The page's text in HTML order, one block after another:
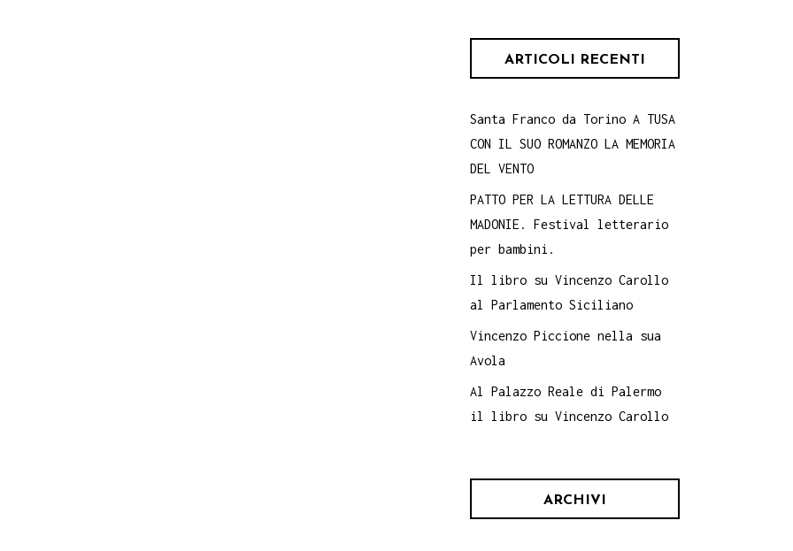
ARTICOLI RECENTI
Santa Franco da Torino A TUSA
CON IL SUO ROMANZO LA MEMORIA
DEL VENTO
PATTO PER LA LETTURA DELLE
MADONIE. Festival letterario
per bambini.
Il libro su Vincenzo Carollo
al Parlamento Siciliano
Vincenzo Piccione nella sua
Avola
Al Palazzo Reale di Palermo
il libro su Vincenzo Carollo
ARCHIVI